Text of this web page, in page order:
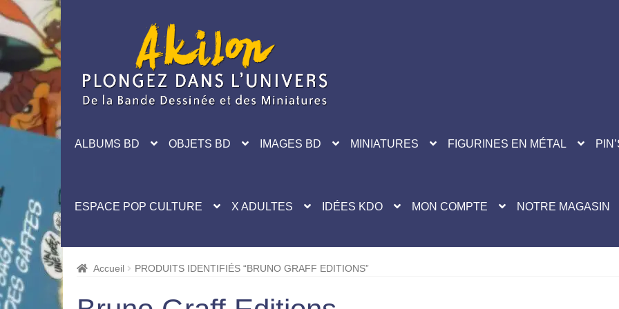
navigation
ALBUMS BD OBJETS BD IMAGES BD MINIATURES FIGURINES EN MÉTAL
ESPACE POP CULTURE X ADULTES IDÉES KDO MON COMPTE NOTRE MAGASIN
Accueil PRODUITS IDENTIFIÉS “BRUNO GRAFF EDITIONS”